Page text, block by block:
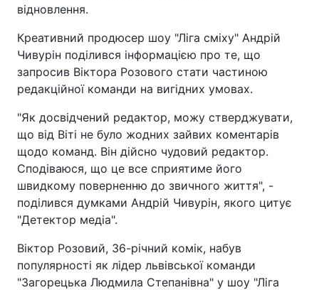
відновлення.
Креативний продюсер шоу "Ліга сміху" Андрій
Чивурін поділився інформацією про те, що
запросив Віктора Розового стати частиною
редакційної команди на вигідних умовах.
"Як досвідчений редактор, можу стверджувати,
що від Віті не було жодних зайвих коментарів
щодо команд. Він дійсно чудовий редактор.
Сподіваюся, що це все сприятиме його
швидкому поверненню до звичного життя", -
поділився думками Андрій Чивурін, якого цитує
"Детектор медіа".
Віктор Розовий, 36-річний комік, набув
популярності як лідер львівської команди
"Загорецька Людмила Степанівна" у шоу "Ліга